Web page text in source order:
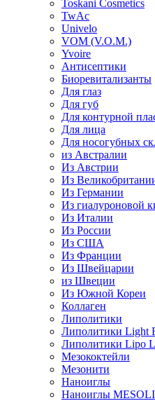
Toskani Cosmetics
TwAc
Univelo
VOM (V.O.M.)
Yvoire
Антисептики
Биоревитализанты
Для глаз
Для губ
Для контурной
Для лица
Для носогубных
из Австралии
Из Австрии
Из
Из Германии
Из гиалуроновой
Из Италии
Из России
Из США
Из Франции
Из Швейцарии
из Швеции
Из Южной Кореи
Коллаген
Липолитики
Липолитики Light
Липолитики Lipo
Мезококтейли
Мезонити
Наноиглы
Наноиглы